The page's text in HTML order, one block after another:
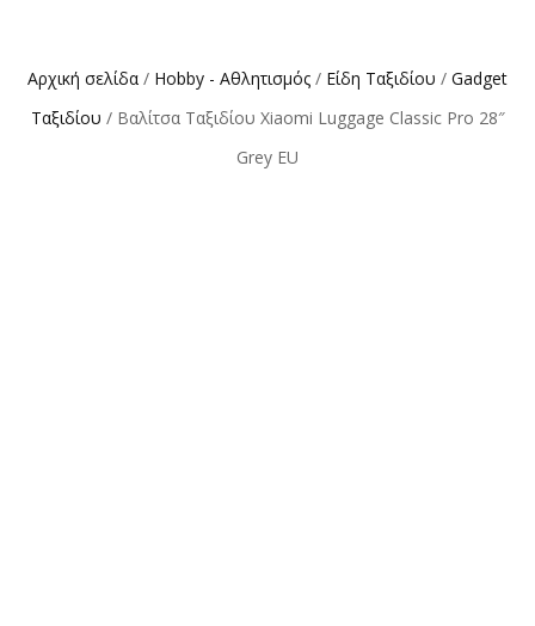
Αρχική σελίδα / Hobby - Αθλητισμός / Είδη Ταξιδίου / Gadget
Ταξιδίου / Βαλίτσα Ταξιδίου Xiaomi Luggage Classic Pro 28″
Grey EU